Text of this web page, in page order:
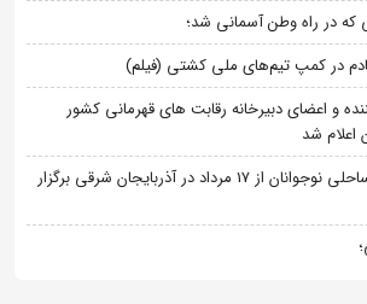
که در راه وطن آسمانی شد؛
در کمپ تیم‌های ملی کشتی (فیلم)
و اعضای دبیرخانه رقابت های قهرمانی کشور
شد
اردوی تیم ملی کشتی ساحلی نوجوانان از 17 مرداد در آذربایجان شرقی برگزار